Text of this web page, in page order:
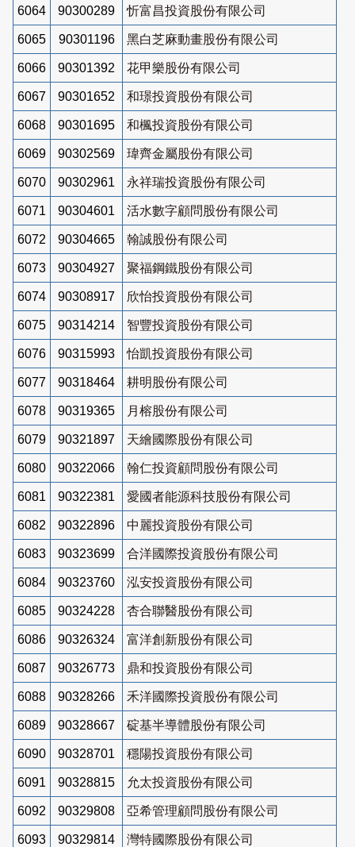
6064 90300289 忻富昌投資股份有限公司
6065 90301196 黑白芝麻動畫股份有限公司
6066 90301392 花甲樂股份有限公司
6067 90301652 和璟投資股份有限公司
6068 90301695 和楓投資股份有限公司
6069 90302569 瑋齊金屬股份有限公司
6070 90302961 永祥瑞投資股份有限公司
6071 90304601 活水數字顧問股份有限公司
6072 90304665 翰誠股份有限公司
6073 90304927 聚福鋼鐵股份有限公司
6074 90308917 欣怡投資股份有限公司
6075 90314214 智豐投資股份有限公司
6076 90315993 怡凱投資股份有限公司
6077 90318464 耕明股份有限公司
6078 90319365 月榕股份有限公司
6079 90321897 天繪國際股份有限公司
6080 90322066 翰仁投資顧問股份有限公司
6081 90322381 愛國者能源科技股份有限公司
6082 90322896 中麗投資股份有限公司
6083 90323699 合洋國際投資股份有限公司
6084 90323760 泓安投資股份有限公司
6085 90324228 杏合聯醫股份有限公司
6086 90326324 富洋創新股份有限公司
6087 90326773 鼎和投資股份有限公司
6088 90328266 禾洋國際投資股份有限公司
6089 90328667 碇基半導體股份有限公司
6090 90328701 穩陽投資股份有限公司
6091 90328815 允太投資股份有限公司
6092 90329808 亞希管理顧問股份有限公司
6093 90329814 灣特國際股份有限公司